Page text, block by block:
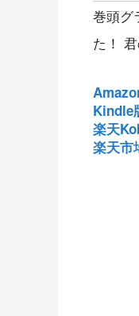
巻頭グ
た！
Kindle
楽天
楽天市